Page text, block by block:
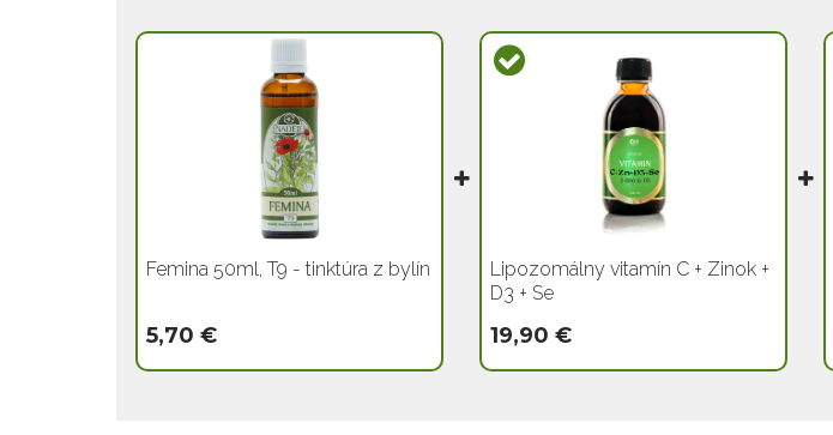
Femina 50ml, T9 - tinktúra z bylín
5,70 €
Lipozomálny vitamín C + Zinok +
D3 + Se
19,90 €